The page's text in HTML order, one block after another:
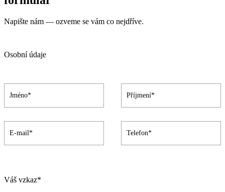
Napište nám — ozveme se vám co nejdříve.
Osobní údaje
Váš vzkaz*